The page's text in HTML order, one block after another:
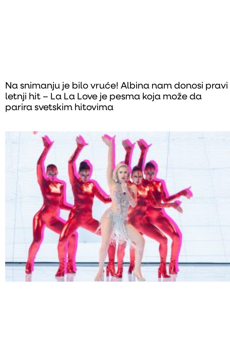
Na snimanju je bilo vruće! Albina nam donosi pravi
letnji hit – La La Love je pesma koja može da
parira svetskim hitovima